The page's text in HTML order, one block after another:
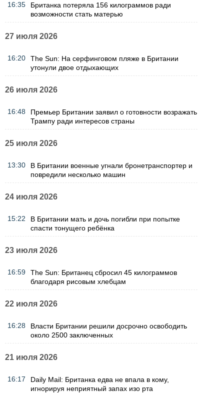
16:35
Британка потеряла 156 килограммов ради
возможности стать матерью
27 июля 2026
16:20
The Sun: На серфинговом пляже в Британии
утонули двое отдыхающих
26 июля 2026
16:48
Премьер Британии заявил о готовности возражать
Трампу ради интересов страны
25 июля 2026
13:30
В Британии военные угнали бронетранспортер и
повредили несколько машин
24 июля 2026
15:22
В Британии мать и дочь погибли при попытке
спасти тонущего ребёнка
23 июля 2026
16:59
The Sun: Британец сбросил 45 килограммов
благодаря рисовым хлебцам
22 июля 2026
16:28
Власти Британии решили досрочно освободить
около 2500 заключенных
21 июля 2026
16:17
Daily Mail: Британка едва не впала в кому,
игнорируя неприятный запах изо рта